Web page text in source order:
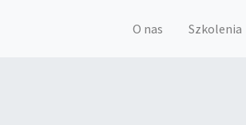
O nas Szkolenia